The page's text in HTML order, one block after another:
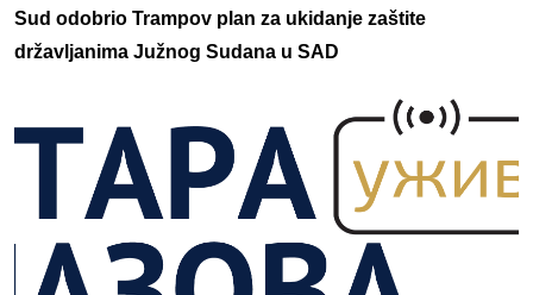
Sud odobrio Trampov plan za ukidanje zaštite
državljanima Južnog Sudana u SAD